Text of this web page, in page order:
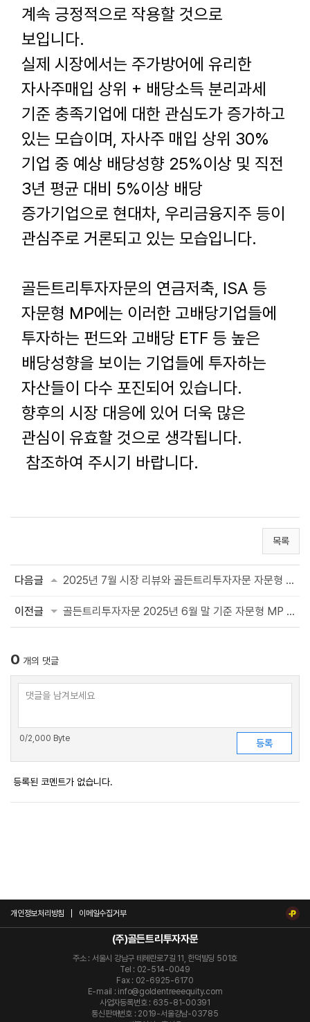
계속 긍정적으로 작용할 것으로
보입니다.
실제 시장에서는 주가방어에 유리한
자사주매입 상위 + 배당소득 분리과세
기준 충족기업에 대한 관심도가 증가하고
있는 모습이며, 자사주 매입 상위 30%
기업 중 예상 배당성향 25%이상 및 직전
3년 평균 대비 5%이상 배당
증가기업으로 현대차, 우리금융지주 등이
관심주로 거론되고 있는 모습입니다.
골든트리투자자문의 연금저축, ISA 등
자문형 MP에는 이러한 고배당기업들에
투자하는 펀드와 고배당 ETF 등 높은
배당성향을 보이는 기업들에 투자하는
자산들이 다수 포진되어 있습니다.
향후의 시장 대응에 있어 더욱 많은
관심이 유효할 것으로 생각됩니다.
참조하여 주시기 바랍니다.
목록
다음글 2025년 7월 시장 리뷰와 골든트리투자자문 자문형 MP 수익률
이전글 골든트리투자자문 2025년 6월 말 기준 자문형 MP 수익률
0 개의 댓글
0/2,000 Byte
등록된 코멘트가 없습니다.
개인정보처리방침 이메일수집거부
(주)골든트리투자자문
주소 : 서울시 강남구 테헤란로7길 11, 한덕빌딩 501호
Tel : 02-514-0049
Fax : 02-6925-6170
E-mail : info@goldentreeequity.com
사업자등록번호 : 635-81-00391
통신판매번호 : 2019-서울강남-03785